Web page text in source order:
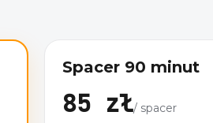
Spacer 90 minut
85 zł/ spacer